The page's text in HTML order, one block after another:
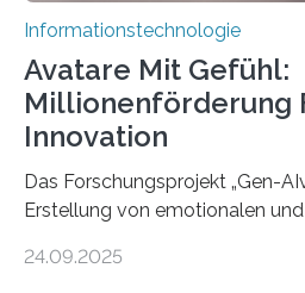
Informationstechnologie
Avatare Mit Gefühl:
Millionenförderung
Innovation
Das Forschungsprojekt „Gen-
Erstellung von emotionalen
Förderung in Höhe von rund 2
24.09.2025